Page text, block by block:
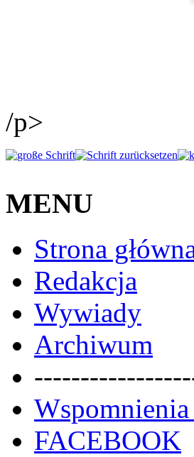
/p>
MENU
Strona
Redakcja
Wywiady
Archiwum
FACEBOOK